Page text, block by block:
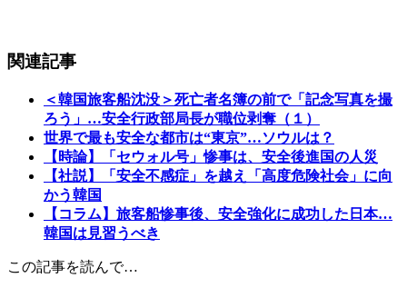
関連記事
＜韓国旅客船沈没＞死亡者名簿の前で「記念写真を撮
ろう」…安全行政部局長が職位剥奪（１）
世界で最も安全な都市は“東京”…ソウルは？
【時論】「セウォル号」惨事は、安全後進国の人災
【社説】「安全不感症」を越え「高度危険社会」に向
かう韓国
【コラム】旅客船惨事後、安全強化に成功した日本…
韓国は見習うべき
この記事を読んで…